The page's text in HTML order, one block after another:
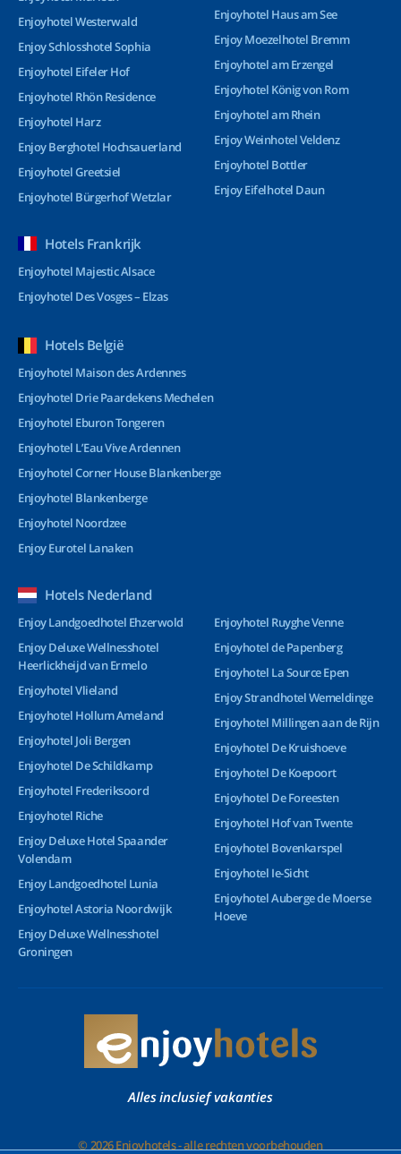
Enjoyhotel Westerwald
Enjoy Schlosshotel Sophia
Enjoyhotel Eifeler Hof
Enjoyhotel Rhön Residence
Enjoyhotel Harz
Enjoy Berghotel Hochsauerland
Enjoyhotel Greetsiel
Enjoyhotel Bürgerhof Wetzlar
Enjoyhotel Haus am See
Enjoy Moezelhotel Bremm
Enjoyhotel am Erzengel
Enjoyhotel König von Rom
Enjoyhotel am Rhein
Enjoy Weinhotel Veldenz
Enjoyhotel Bottler
Enjoy Eifelhotel Daun
Hotels Frankrijk
Enjoyhotel Majestic Alsace
Enjoyhotel Des Vosges – Elzas
Hotels België
Enjoyhotel Maison des Ardennes
Enjoyhotel Drie Paardekens Mechelen
Enjoyhotel Eburon Tongeren
Enjoyhotel L’Eau Vive Ardennen
Enjoyhotel Corner House Blankenberge
Enjoyhotel Blankenberge
Enjoyhotel Noordzee
Enjoy Eurotel Lanaken
Hotels Nederland
Enjoy Landgoedhotel Ehzerwold
Enjoy Deluxe Wellnesshotel
Heerlickheijd van Ermelo
Enjoyhotel Vlieland
Enjoyhotel Hollum Ameland
Enjoyhotel Joli Bergen
Enjoyhotel De Schildkamp
Enjoyhotel Frederiksoord
Enjoyhotel Riche
Enjoy Deluxe Hotel Spaander
Volendam
Enjoy Landgoedhotel Lunia
Enjoyhotel Astoria Noordwijk
Enjoy Deluxe Wellnesshotel
Groningen
Enjoyhotel Ruyghe Venne
Enjoyhotel de Papenberg
Enjoyhotel La Source Epen
Enjoy Strandhotel Wemeldinge
Enjoyhotel Millingen aan de Rijn
Enjoyhotel De Kruishoeve
Enjoyhotel De Koepoort
Enjoyhotel De Foreesten
Enjoyhotel Hof van Twente
Enjoyhotel Bovenkarspel
Enjoyhotel Ie-Sicht
Enjoyhotel Auberge de Moerse
Hoeve
Alles inclusief vakanties
© 2026 Enjoyhotels - alle rechten voorbehouden